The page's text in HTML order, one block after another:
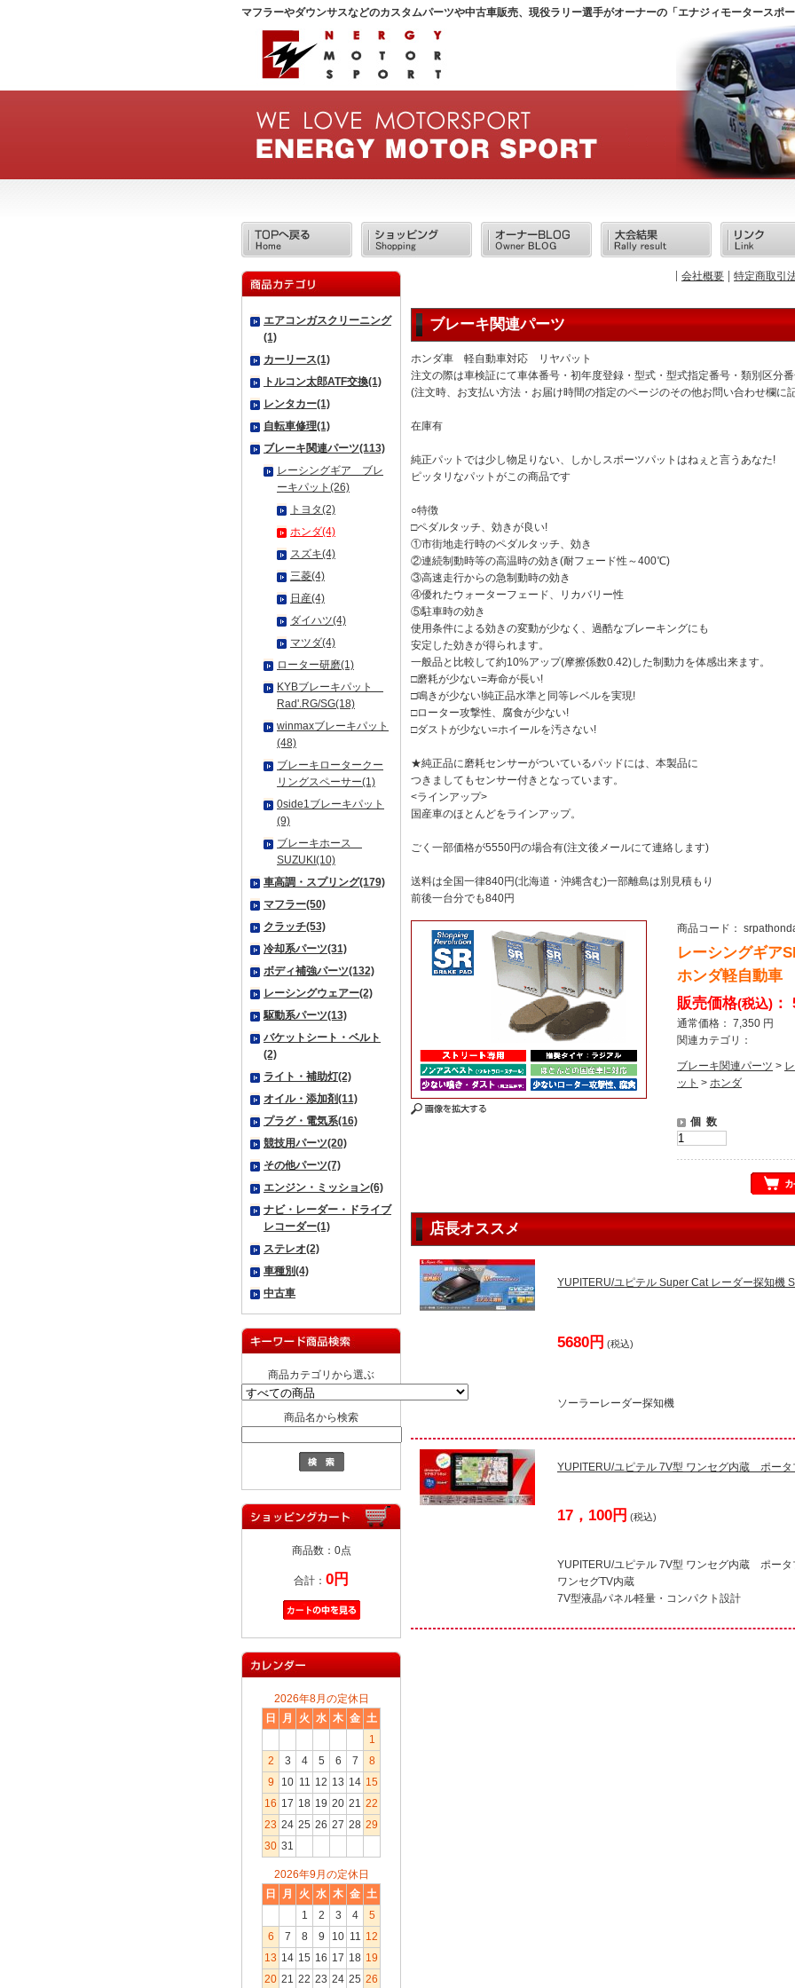
マフラーやダウンサスなどのカスタムパーツや中古車販売、現役ラリー選手がオーナーの「エナジィモータースポー
エアコンガスクリーニング
(1)
カーリース(1)
トルコン太郎ATF交換(1)
レンタカー(1)
自転車修理(1)
ブレーキ関連パーツ(113)
レーシングギア ブレ
ーキパット(26)
トヨタ(2)
ホンダ(4)
スズキ(4)
三菱(4)
日産(4)
ダイハツ(4)
マツダ(4)
ローター研磨(1)
KYBブレーキパット
Rad'.RG/SG(18)
winmaxブレーキパット
(48)
ブレーキロータークー
リングスペーサー(1)
0side1ブレーキパット
(9)
ブレーキホース
SUZUKI(10)
車高調・スプリング(179)
マフラー(50)
クラッチ(53)
冷却系パーツ(31)
ボディ補強パーツ(132)
レーシングウェアー(2)
駆動系パーツ(13)
バケットシート・ベルト
(2)
ライト・補助灯(2)
オイル・添加剤(11)
プラグ・電気系(16)
競技用パーツ(20)
その他パーツ(7)
エンジン・ミッション(6)
ナビ・レーダー・ドライブ
レコーダー(1)
ステレオ(2)
車種別(4)
中古車
商品カテゴリから選ぶ
商品名から検索
商品数：0点
合計： 0円
2026年8月の定休日
日
月 火 水 木 金 土
1
2
3 4 5 6 7
8
9
10 11 12 13 14 15
16 17 18 19 20 21 22
23 24 25 26 27 28 29
30 31
2026年9月の定休日
日
月 火 水 木 金 土
1
2 3 4
5
6
7 8 9 10 11 12
13 14 15 16 17 18 19
20 21 22 23 24 25 26
会社概要 特定商取引
ブレーキ関連パーツ
ホンダ車 軽自動車対応 リヤパット
注文の際は車検証にて車体番号・初年度登録・型式・型式指定番号・類別区分
(注文時、お支払い方法・お届け時間の指定のページのその他お問い合わせ欄に
在庫有
純正パットでは少し物足りない、しかしスポーツパットはねぇと言うあなた!
ピッタリなパットがこの商品です
○特徴
□ペダルタッチ、効きが良い!
①市街地走行時のペダルタッチ、効き
②連続制動時等の高温時の効き(耐フェード性～400℃)
③高速走行からの急制動時の効き
④優れたウォーターフェード、リカバリー性
⑤駐車時の効き
使用条件による効きの変動が少なく、過酷なブレーキングにも
安定した効きが得られます。
一般品と比較して約10%アップ(摩擦係数0.42)した制動力を体感出来ます。
□磨耗が少ない=寿命が長い!
□鳴きが少ない!純正品水準と同等レベルを実現!
□ローター攻撃性、腐食が少ない!
□ダストが少ない=ホイールを汚さない!
★純正品に磨耗センサーがついているパッドには、本製品に
つきましてもセンサー付きとなっています。
<ラインアップ>
国産車のほとんどをラインアップ。
ごく一部価格が5550円の場合有(注文後メールにて連絡します)
送料は全国一律840円(北海道・沖縄含む)一部離島は別見積もり
前後一台分でも840円
商品コード：
レーシングギア
ホンダ軽自動車
販売価格(税込) ：
通常価格： 7,350 円
関連カテゴリ：
ブレーキ関連パーツ >
ット > ホンダ
個 数
店長オススメ
YUPITERU/ユピテル Super Cat レーダー探知機
5680円 (税込)
ソーラーレーダー探知機
YUPITERU/ユピテル 7V型 ワンセグ内蔵 ポータ
17，100円 (税込)
YUPITERU/ユピテル 7V型 ワンセグ内蔵 ポータ
ワンセグTV内蔵
7V型液晶パネル軽量・コンパクト設計